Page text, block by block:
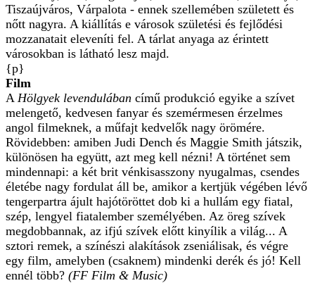
Tiszaújváros, Várpalota - ennek szellemében született és
nőtt nagyra. A kiállítás e városok születési és fejlődési
mozzanatait eleveníti fel. A tárlat anyaga az érintett
városokban is látható lesz majd.
{p}
Film
A Hölgyek levendulában című produkció egyike a szívet
melengető, kedvesen fanyar és szemérmesen érzelmes
angol filmeknek, a műfajt kedvelők nagy örömére.
Rövidebben: amiben Judi Dench és Maggie Smith játszik,
különösen ha együtt, azt meg kell nézni! A történet sem
mindennapi: a két brit vénkisasszony nyugalmas, csendes
életébe nagy fordulat áll be, amikor a kertjük végében lévő
tengerpartra ájult hajótöröttet dob ki a hullám egy fiatal,
szép, lengyel fiatalember személyében. Az öreg szívek
megdobbannak, az ifjú szívek előtt kinyílik a világ... A
sztori remek, a színészi alakítások zseniálisak, és végre
egy film, amelyben (csaknem) mindenki derék és jó! Kell
ennél több? (FF Film & Music)